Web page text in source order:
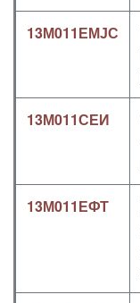
13М011ЕМЈС
13М011СЕИ
13М011ЕФТ